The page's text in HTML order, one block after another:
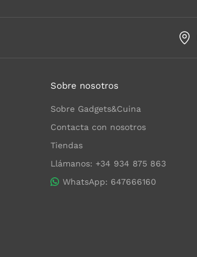
Sobre nosotros
Sobre Gadgets&Cuina
Contacta con nosotros
Tiendas
Llámanos: +34 934 875 863
WhatsApp: 647666160